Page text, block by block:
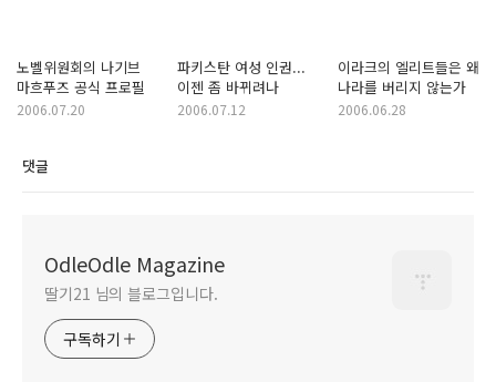
노벨위원회의 나기브
마흐푸즈 공식 프로필
2006.07.20
파키스탄 여성 인권...
이젠 좀 바뀌려나
2006.07.12
이라크의 엘리트들은 왜
나라를 버리지 않는가
2006.06.28
댓글
OdleOdle Magazine
딸기21 님의 블로그입니다.
구독하기